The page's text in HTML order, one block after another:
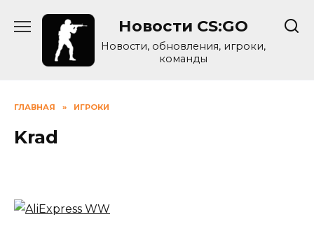
Новости CS:GO
Новости, обновления, игроки,
команды
ГЛАВНАЯ » ИГРОКИ
Krad